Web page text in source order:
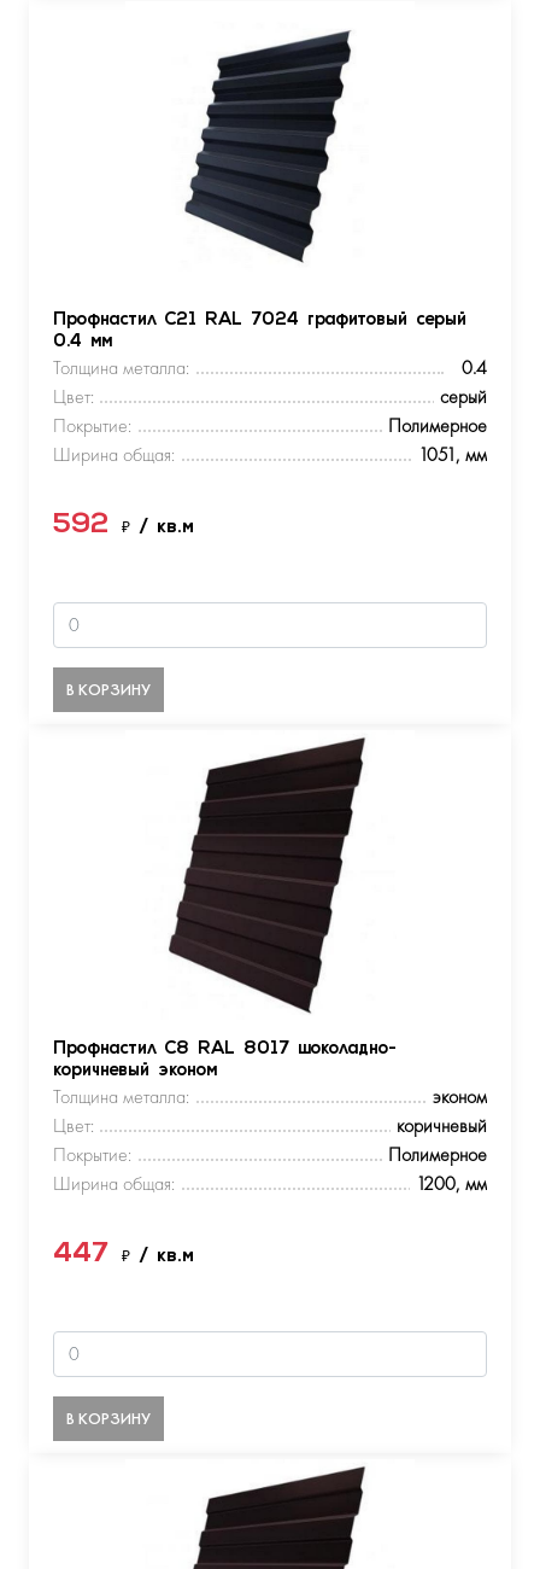
Профнастил С21 RAL 7024 графитовый серый
0.4 мм
Толщина металла:
0.4
Цвет:
серый
Покрытие:
Полимерное
Ширина общая:
1051, мм
592 ₽ / кв.м
В КОРЗИНУ
Профнастил С8 RAL 8017 шоколадно-
коричневый эконом
Толщина металла:
эконом
Цвет:
коричневый
Покрытие:
Полимерное
Ширина общая:
1200, мм
447 ₽ / кв.м
В КОРЗИНУ